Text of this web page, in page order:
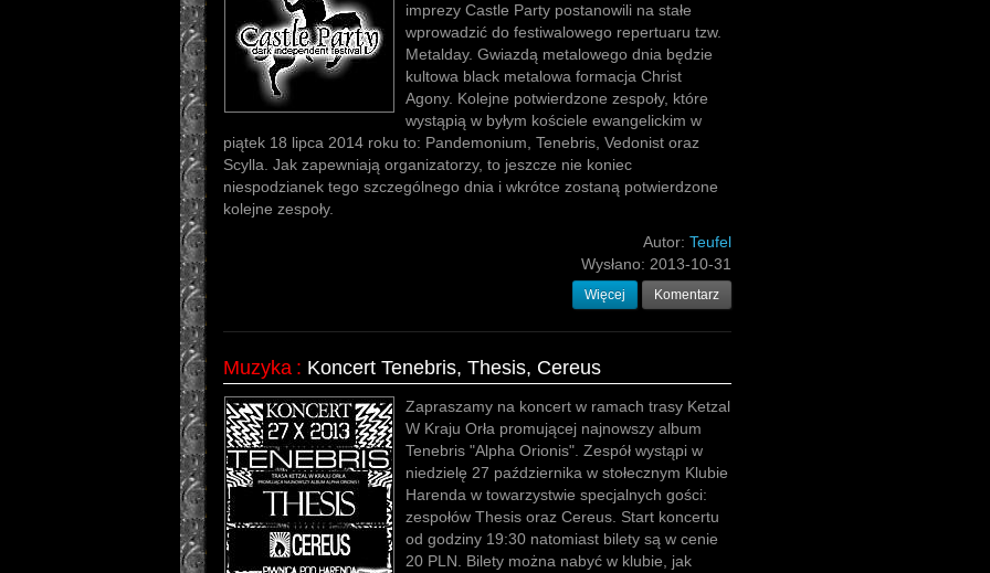
imprezy Castle Party postanowili na stałe
wprowadzić do festiwalowego repertuaru tzw.
Metalday. Gwiazdą metalowego dnia będzie
kultowa black metalowa formacja Christ
Agony. Kolejne potwierdzone zespoły, które
wystąpią w byłym kościele ewangelickim w
piątek 18 lipca 2014 roku to: Pandemonium, Tenebris, Vedonist oraz
Scylla. Jak zapewniają organizatorzy, to jeszcze nie koniec
niespodzianek tego szczególnego dnia i wkrótce zostaną potwierdzone
kolejne zespoły.
Autor: Teufel
Wysłano: 2013-10-31
Więcej Komentarz
Muzyka : Koncert Tenebris, Thesis, Cereus
Zapraszamy na koncert w ramach trasy Ketzal
W Kraju Orła promującej najnowszy album
Tenebris "Alpha Orionis". Zespół wystąpi w
niedzielę 27 października w stołecznym Klubie
Harenda w towarzystwie specjalnych gości:
zespołów Thesis oraz Cereus. Start koncertu
od godziny 19:30 natomiast bilety są w cenie
20 PLN. Bilety można nabyć w klubie, jak